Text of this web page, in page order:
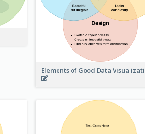
Elements of Good Data